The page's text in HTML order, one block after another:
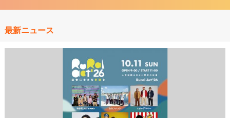
最新ニュース